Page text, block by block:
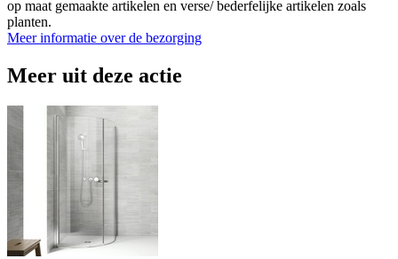
op maat gemaakte artikelen en verse/ bederfelijke artikelen zoals
planten.
Meer informatie over de bezorging
Meer uit deze actie